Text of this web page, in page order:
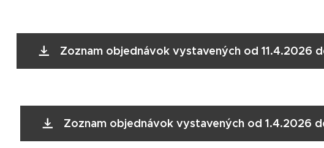
Zoznam objednávok vystavených od 11.4.2026
Zoznam objednávok vystavených od 1.4.2026